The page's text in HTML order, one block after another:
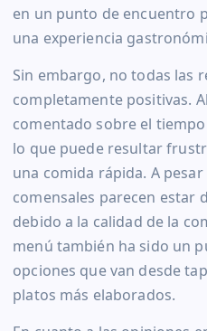
en un punto de encuentro
una experiencia
Sin embargo, no todas las
completamente positivas.
comentado sobre el
lo que puede resultar
una comida rápida. A
comensales parecen estar
debido a la calidad de la
menú también ha sido un
opciones que van desde
platos más elaborados.